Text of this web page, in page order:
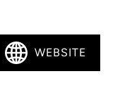
WEBSITE